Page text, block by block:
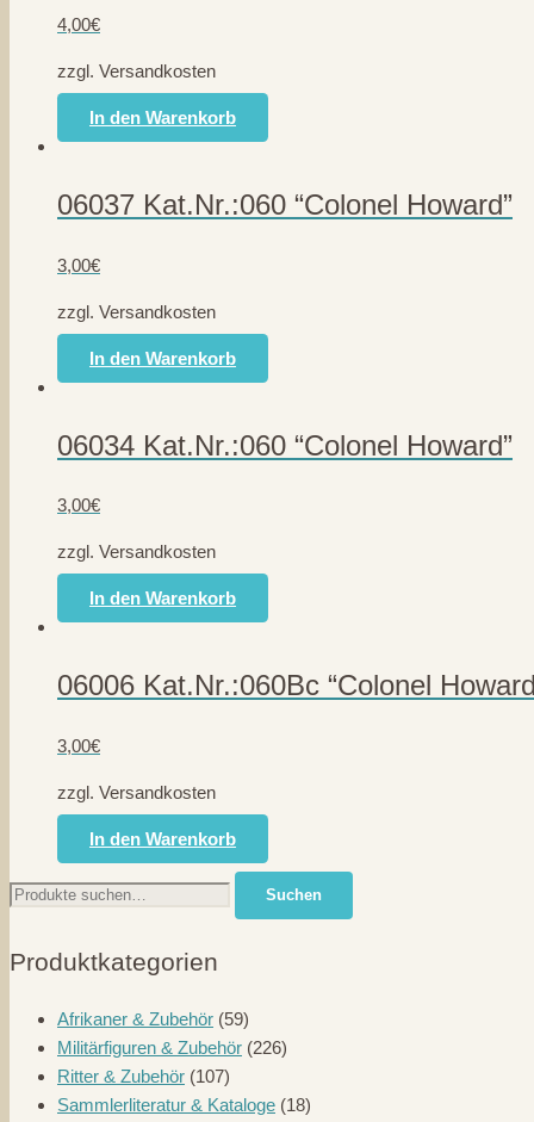
4,00€
zzgl. Versandkosten
In den Warenkorb
06037 Kat.Nr.:060 “Colonel Howard”
3,00€
zzgl. Versandkosten
In den Warenkorb
06034 Kat.Nr.:060 “Colonel Howard”
3,00€
zzgl. Versandkosten
In den Warenkorb
06006 Kat.Nr.:060Bc “Colonel
3,00€
zzgl. Versandkosten
In den Warenkorb
Suche
nach:
Suchen
Produktkategorien
Afrikaner & Zubehör (59)
Militärfiguren & Zubehör (226)
Ritter & Zubehör (107)
Sammlerliteratur & Kataloge (18)